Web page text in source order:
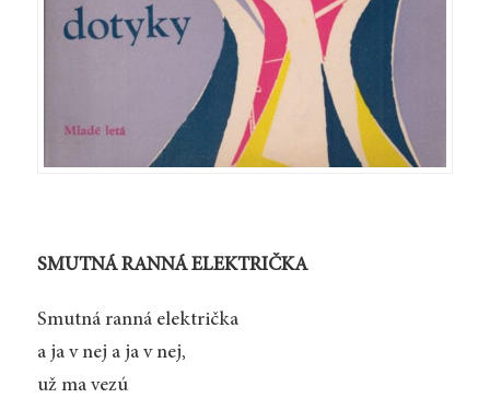
SMUTNÁ RANNÁ ELEKTRIČKA
Smutná ranná električka
a ja v nej a ja v nej,
už ma vezú